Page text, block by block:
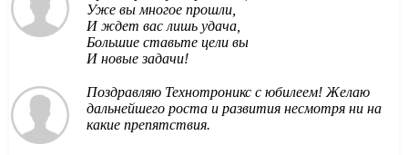
Уже вы многое прошли,
И ждет вас лишь удача,
Большие ставьте цели вы
И новые задачи!
Поздравляю Технотроникс с юбилеем! Желаю
дальнейшего роста и развития несмотря ни на
какие препятствия.